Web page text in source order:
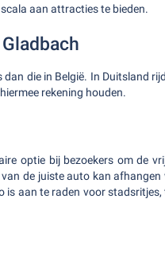
aan attracties te bieden.
die in België. In Duitsland
rekening houden.
optie bij bezoekers om de
de juiste auto kan
aan te raden voor